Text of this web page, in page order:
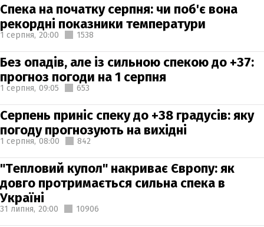
Спека на початку серпня: чи поб'є вона
рекордні показники температури
1 серпня, 20:00 1538
Без опадів, але із сильною спекою до +37:
прогноз погоди на 1 серпня
1 серпня, 09:05 653
Серпень приніс спеку до +38 градусів: яку
погоду прогнозують на вихідні
1 серпня, 08:00 842
"Тепловий купол" накриває Європу: як
довго протримається сильна спека в
Україні
31 липня, 20:00 10906